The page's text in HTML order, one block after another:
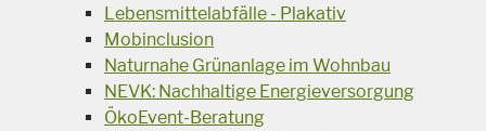
Lebensmittelabfälle - Plakativ
Mobinclusion
Naturnahe Grünanlage im Wohnbau
NEVK: Nachhaltige Energieversorgung
ÖkoEvent-Beratung